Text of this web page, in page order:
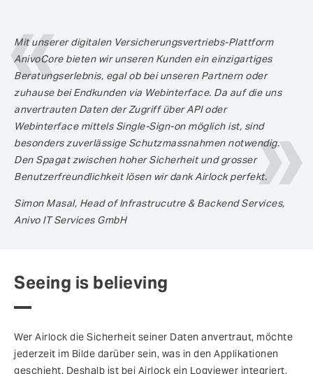
Mit unserer digitalen Versicherungsvertriebs-Plattform
AnivoCore bieten wir unseren Kunden ein einzigartiges
Beratungserlebnis, egal ob bei unseren Partnern oder
zuhause bei Endkunden via Webinterface. Da auf die uns
anvertrauten Daten der Zugriff über API oder
Webinterface mittels Single-Sign-on möglich ist, sind
besonders zuverlässige Schutzmassnahmen notwendig.
Den Spagat zwischen hoher Sicherheit und grosser
Benutzerfreundlichkeit lösen wir dank Airlock perfekt.
Simon Masal, Head of Infrastrucutre & Backend Services,
Anivo IT Services GmbH
Seeing is believing
Wer Airlock die Sicherheit seiner Daten anvertraut, möchte
jederzeit im Bilde darüber sein, was in den Applikationen
geschieht. Deshalb ist bei Airlock ein Logviewer integriert,